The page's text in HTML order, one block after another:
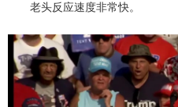
老头反应速度非常快。